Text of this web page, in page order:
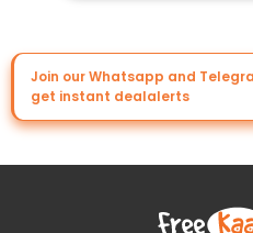
Join our Whatsapp and
get instant dealalerts